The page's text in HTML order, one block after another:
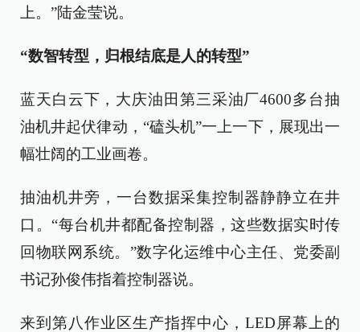
上。”陆金莹说。
“数智转型，归根结底是人的转型”
蓝天白云下，大庆油田第三采油厂4600多台抽
油机井起伏律动，“磕头机”一上一下，展现出一
幅壮阔的工业画卷。
抽油机井旁，一台数据采集控制器静静立在井
口。“每台机井都配备控制器，这些数据实时传
回物联网系统。”数字化运维中心主任、党委副
书记孙俊伟指着控制器说。
来到第八作业区生产指挥中心，LED屏幕上的